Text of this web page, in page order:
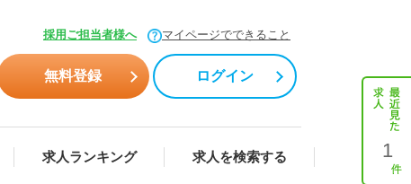
採用ご担当者様へ マイページでできること
無料登録 ログイン
求人ランキング 求人を検索する 1